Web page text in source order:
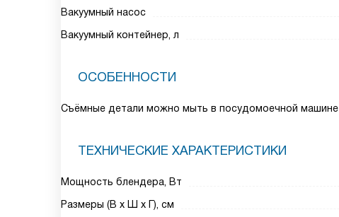
Вакуумный насос
Вакуумный контейнер, л
ОСОБЕННОСТИ
Съёмные детали можно мыть в посудомоечной машине
ТЕХНИЧЕСКИЕ ХАРАКТЕРИСТИКИ
Мощность блендера, Вт
Размеры (В х Ш х Г), см